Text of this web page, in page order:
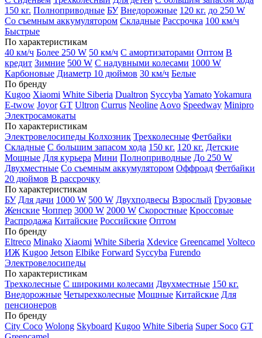
150 кг. Полноприводные БУ Внедорожные 120 кг. до 250 W
Со съемным аккумулятором Складные Рассрочка 100 км/ч
Быстрые
По характеристикам
40 км/ч Более 250 W 50 км/ч С амортизаторами Оптом В
кредит Зимние 500 W С надувными колесами 1000 W
Карбоновые Диаметр 10 дюймов 30 км/ч Белые
По бренду
Kugoo Xiaomi White Siberia Dualtron Syccyba YamatoYokamura
E-twow Joyor GT Ultron Currus Neoline Aovo Speedway Minipro
Электросамокаты
По характеристикам
Электровелосипеды Колхозник Трехколесные Фетбайки
Складные С большим запасом хода 150 кг. 120 кг. Детские
Мощные Для курьера Мини Полноприводные До 250 W
Двухместные Со съемным аккумулятором Оффроад Фетбайки
20 дюймов В рассрочку
По характеристикам
БУ Для дачи 1000 W 500 W Двухподвесы Взрослый Грузовые
Женские Чоппер 3000 W 2000 W Скоростные Кроссовые
Распродажа Китайские Российские Оптом
По бренду
Eltreco Minako Xiaomi White Siberia Xdevice Greencamel Volteco
ИЖ Kugoo Jetson Elbike Forward Syccyba Furendo
Электровелосипеды
По характеристикам
Трехколесные С широкими колесами Двухместные 150 кг.
Внедорожные Четырехколесные Мощные Китайские Для
пенсионеров
По бренду
City Coco Wolong Skyboard Kugoo White Siberia Super Soco GT